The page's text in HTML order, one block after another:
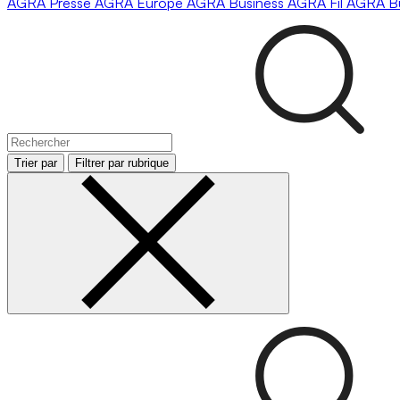
Trier par Filtrer par rubrique